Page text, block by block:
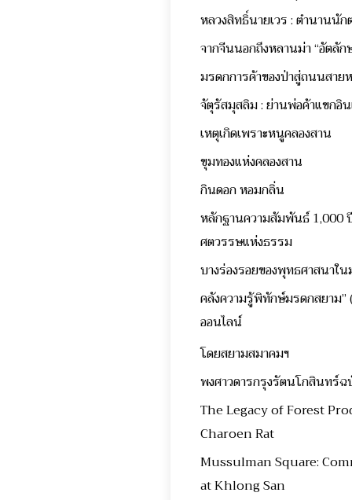
หลวงสิทธิ์นายเวร : ตำนานนั
จากจีนนอกถึงหลานม่า “อัตลั
มรดกการค้าของป่าสู่ถนนสาย
จัตุรัสมุสลิม : ย่านพ่อค้าแขกอิ
เหตุเกิดเพราะหนูคลองสาน
ขุมทองแห่งคลองสาน
กินดอก หอมกลิ่น
หลักฐานความสัมพันธ์ 1,000
ศตวรรษแห่งธรรม
บางร่องรอยของพุทธศาสนาใน
คลังความรู้พิทักษ์มรดกสยาม
ออนไลน์
โดยสยามสมาคมฯ
พงศาวดารกรุงรัตนโกสินทร์
The Legacy of Forest
Charoen Rat
Mussulman Square:
at Khlong San